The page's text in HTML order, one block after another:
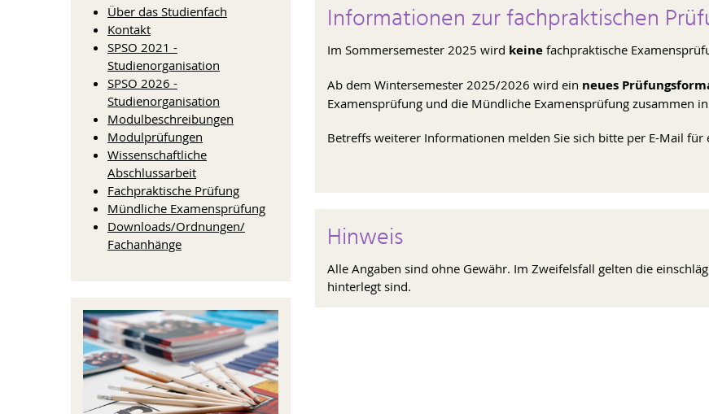
Über das Studienfach
Kontakt
SPSO 2021 -
Studienorganisation
SPSO 2026 -
Studienorganisation
Modulbeschreibungen
Modulprüfungen
Wissenschaftliche
Abschlussarbeit
Fachpraktische Prüfung
Mündliche Examensprüfung
Downloads/Ordnungen/
Fachanhänge
Informationen zur fachpraktischen
Im Sommersemester 2025 wird keine fachpraktische
Ab dem Wintersemester 2025/2026 wird ein neues
Examensprüfung und die Mündliche Examensprüfung zusammen
Betreffs weiterer Informationen melden Sie sich bitte per E-Mail für
Hinweis
Alle Angaben sind ohne Gewähr. Im Zweifelsfall gelten die
hinterlegt sind.